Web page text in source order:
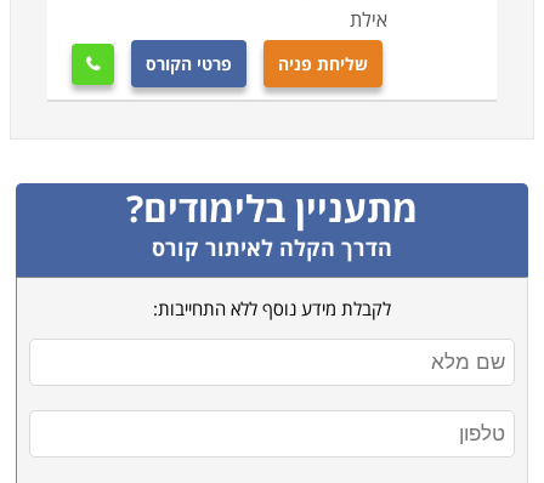
אילת
שליחת פניה פרטי הקורס 
מתעניין בלימודים?
הדרך הקלה לאיתור קורס
לקבלת מידע נוסף ללא התחייבות: